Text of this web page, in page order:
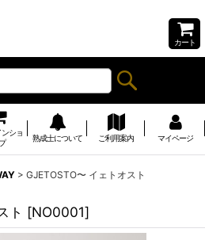
カート
ショ
熟成士について ご利用案内 マイページ
> GJETOSTO〜 イェトオスト
ト [NO0001]